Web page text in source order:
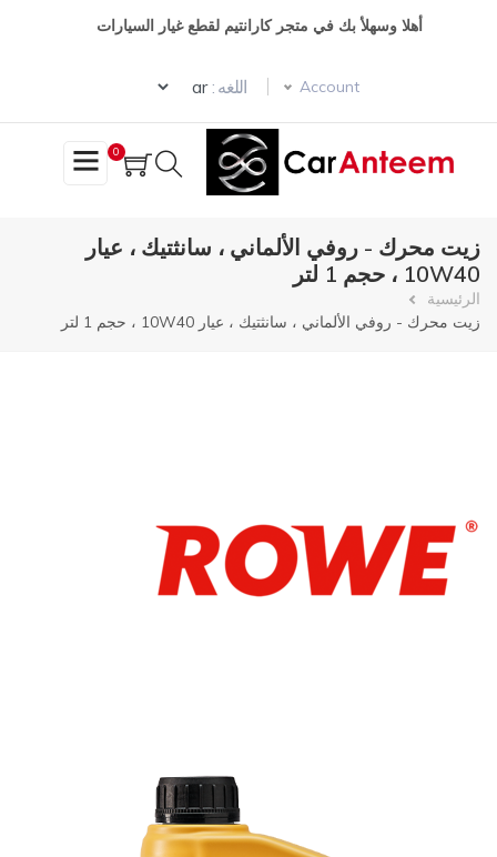
أهلا وسهلأ بك في متجر كارانتيم لقطع غيار السيارات
Account اللغه :
Select your language
0
زيت محرك - روفي الألماني ، سانثتيك ، عيار
10W40 ، حجم 1 لتر
مسار
الرئيسية
زيت محرك - روفي الألماني ، سانثتيك ، عيار 10W40 ، حجم 1 لتر